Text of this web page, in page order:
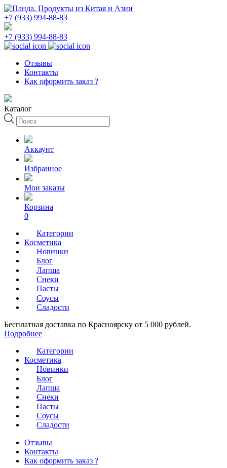
+7 (933) 994-88-83
+7 (933) 994-88-83
Отзывы
Контакты
Как оформить заказ ?
Каталог
Поиск
товаров
Аккаунт
Избранное
Мои заказы
Корзина
0
Категории
Косметика
Новинки
Блог
Лапша
Снеки
Пасты
Соусы
Сладости
Бесплатная доставка по Красноярску от 5 000 рублей.
Подробнее
Категории
Косметика
Новинки
Блог
Лапша
Снеки
Пасты
Соусы
Сладости
Отзывы
Контакты
Как оформить заказ ?